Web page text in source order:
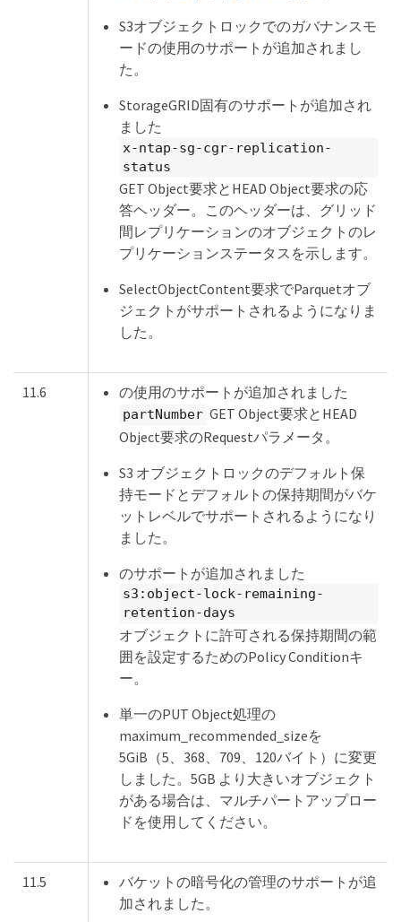
S3オブジェクトロックでのガバナンスモ
ードの使用のサポートが追加されまし
た。
StorageGRID固有のサポートが追加され
ました
x-ntap-sg-cgr-replication-
status
GET Object要求とHEAD Object要求の応
答ヘッダー。このヘッダーは、グリッド
間レプリケーションのオブジェクトのレ
プリケーションステータスを示します。
SelectObjectContent要求でParquetオブ
ジェクトがサポートされるようになりま
した。
11.6 の使用のサポートが追加されました
partNumber GET Object要求とHEAD
Object要求のRequestパラメータ。
S3 オブジェクトロックのデフォルト保
持モードとデフォルトの保持期間がバケ
ットレベルでサポートされるようになり
ました。
のサポートが追加されました
s3:object-lock-remaining-
retention-days
オブジェクトに許可される保持期間の範
囲を設定するためのPolicy Conditionキ
ー。
単一のPUT Object処理の
maximum_recommended_sizeを
5GiB（5、368、709、120バイト）に変更
しました。5GB より大きいオブジェクト
がある場合は、マルチパートアップロー
ドを使用してください。
11.5
バケットの暗号化の管理のサポートが追
加されました。